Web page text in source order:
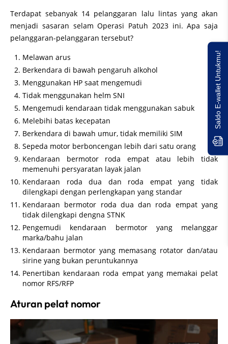
Terdapat sebanyak 14 pelanggaran lalu lintas yang akan
menjadi sasaran selam Operasi Patuh 2023 ini. Apa saja
pelanggaran-pelanggaran tersebut?
Melawan arus
Berkendara di bawah pengaruh alkohol
Menggunakan HP saat mengemudi
Tidak menggunakan helm SNI
Mengemudi kendaraan tidak menggunakan sabuk
Melebihi batas kecepatan
Berkendara di bawah umur, tidak memiliki SIM
Sepeda motor berboncengan lebih dari satu orang
Kendaraan bermotor roda empat atau lebih tidak
memenuhi persyaratan layak jalan
Kendaraan roda dua dan roda empat yang tidak
dilengkapi dengan perlengkapan yang standar
Kendaraan bermotor roda dua dan roda empat yang
tidak dilengkapi dengna STNK
Pengemudi kendaraan bermotor yang melanggar
marka/bahu jalan
Kendaraan bermotor yang memasang rotator dan/atau
sirine yang bukan peruntukannya
Penertiban kendaraan roda empat yang memakai pelat
nomor RFS/RFP
Aturan pelat nomor
Saldo E-wallet Untukmu!